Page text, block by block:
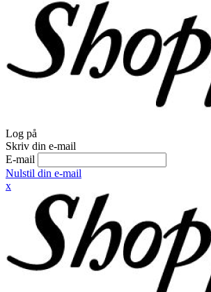
Log på
Skriv din e-mail
E-mail
Nulstil din e-mail
x